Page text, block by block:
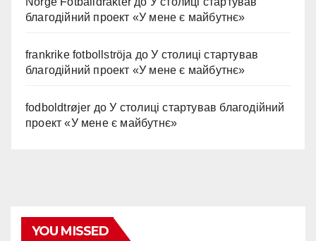
благодійний проект «У мене є майбутнє»
frankrike fotbollströja доУ столиці стартував
благодійний проект «У мене є майбутнє»
fodboldtrøjer доУ столиці стартував благодійний
проект «У мене є майбутнє»
YOU MISSED